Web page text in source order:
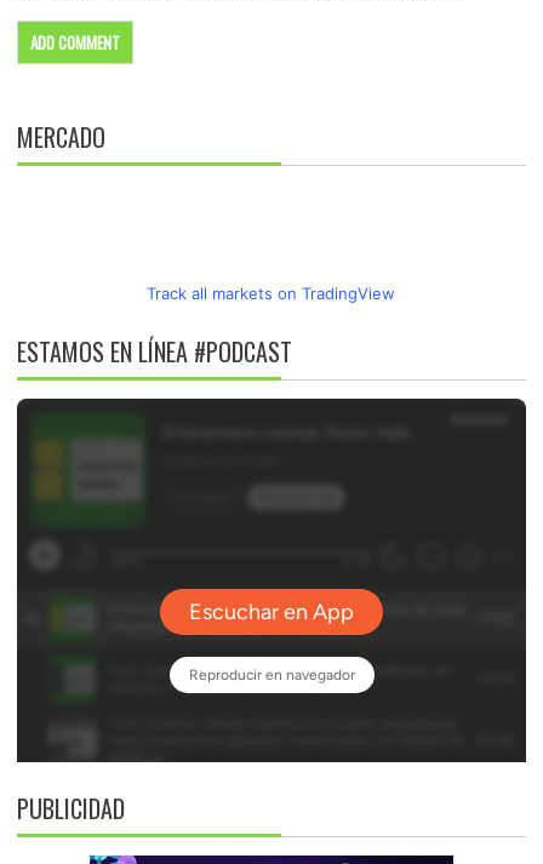
MERCADO
Track all markets on TradingView
ESTAMOS EN LÍNEA #PODCAST
PUBLICIDAD